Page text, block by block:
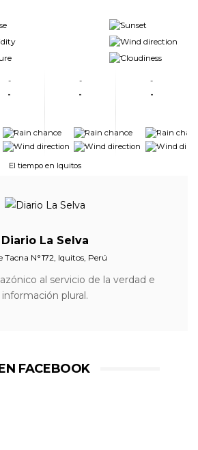
-
-
-
-
-
-
-
-
-
-
-
-
-
-
-
El tiempo en Iquitos
Diario La Selva
Tacna N°172, Iquitos, Perú
al servicio de la verdad e
información plural.
FACEBOOK